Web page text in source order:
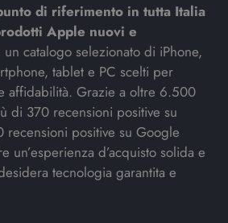
di riferimento in tutta Italia
Apple nuovi e
un catalogo selezionato di iPhone,
tablet e PC scelti per
affidabilità. Grazie a oltre 6.500
di 370 recensioni positive su
recensioni positive su Google
un’esperienza d’acquisto solida e
tecnologia garantita e